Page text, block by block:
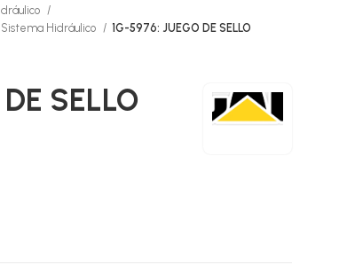
Hidráulico
1G-5976: JUEGO DE SELLO
SELLO